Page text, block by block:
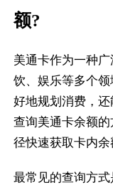
额?
美通卡作为一种
饮、娱乐等多个
好地规划消费，还
查询美通卡余额
径快速获取卡内余
最常见的查询方